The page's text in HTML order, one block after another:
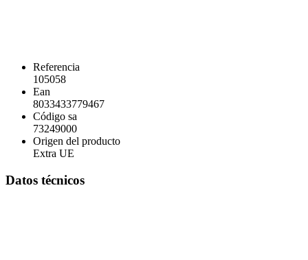
Referencia
105058
Ean
8033433779467
Código sa
73249000
Origen del producto
Extra UE
Datos técnicos